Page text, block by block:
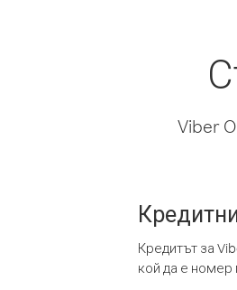
Viber
Кредитът за
кой да е номер